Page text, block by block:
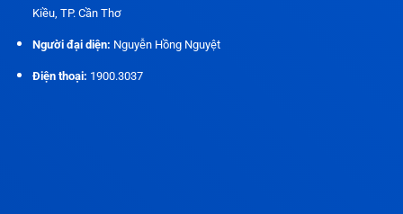
Kiều, TP. Cần Thơ
Người đại diện: Nguyễn Hồng Nguyệt
Điện thoại: 1900.3037